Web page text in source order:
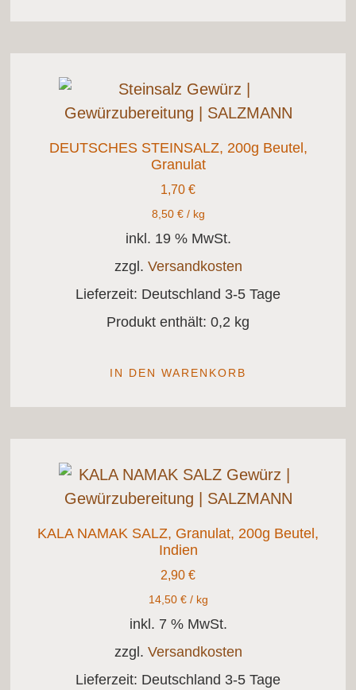
DEUTSCHES STEINSALZ, 200g Beutel,
Granulat
1,70 €
8,50 €/ kg
inkl. 19 % MwSt.
zzgl. Versandkosten
Lieferzeit: Deutschland 3-5 Tage
Produkt enthält: 0,2 kg
IN DEN WARENKORB
KALA NAMAK SALZ, Granulat, 200g Beutel,
Indien
2,90 €
14,50 €/ kg
inkl. 7 % MwSt.
zzgl. Versandkosten
Lieferzeit: Deutschland 3-5 Tage